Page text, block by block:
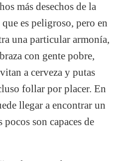
más desechos de la
es peligroso, pero en
una particular armonía,
con gente pobre,
a cerveza y putas
follar por placer. En
llegar a encontrar un
son capaces de